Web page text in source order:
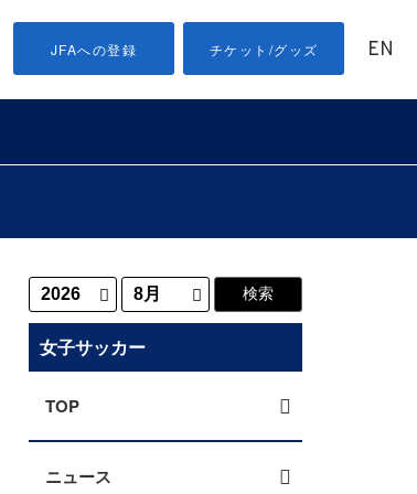
JFAへの登録 チケット/グッズ EN
女子サッカー
TOP
ニュース